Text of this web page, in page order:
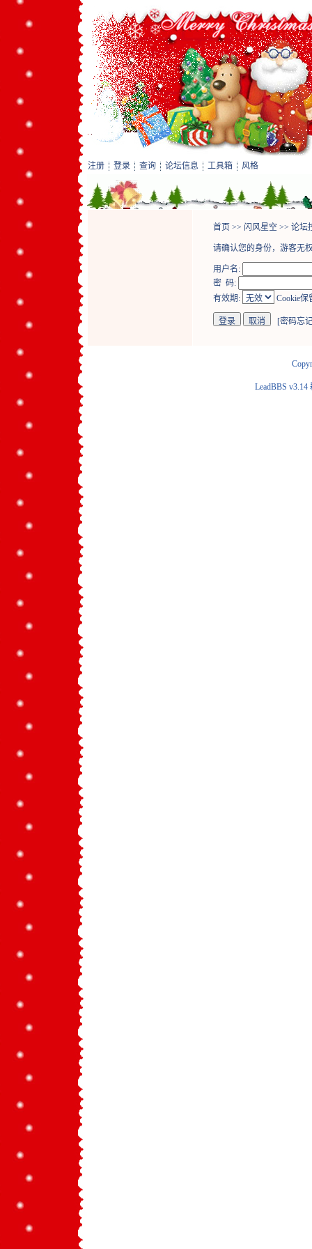
注册 登录 查询 论坛信息 工具箱 风格
首页 >> 闪风星空 >> 论坛
请确认您的身份，游客无
用户名:
密 码:
有效期:
Cookie保
[密码忘
LeadBBS v3.14